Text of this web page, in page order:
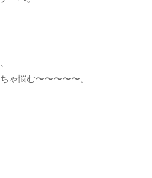
ゃ悩む〜〜〜〜〜。